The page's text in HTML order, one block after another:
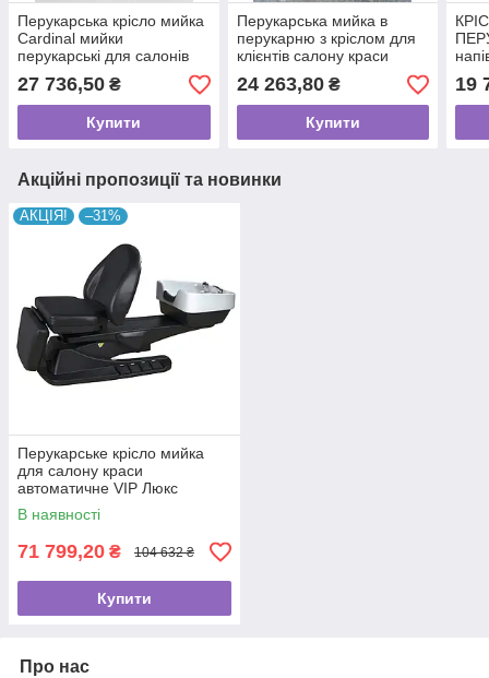
Перукарська крісло мийка
Cardinal мийки
перукарські для салонів
Shop VM2025
27 736,50 ₴
Купити
Перукарська мийка в
перукарню з кріслом для
клієнтів салону краси
ВИБІР!
24 263,80₴
Купити
19
Акційні пропозиції та новинки
АКЦІЯ! –31%
Перукарське крісло мийка
для салону краси
автоматичне VIP Люкс
електрорегулювання крісла
s-6001
В наявності
71 799,20 ₴ 104 632 ₴
Купити
Про нас